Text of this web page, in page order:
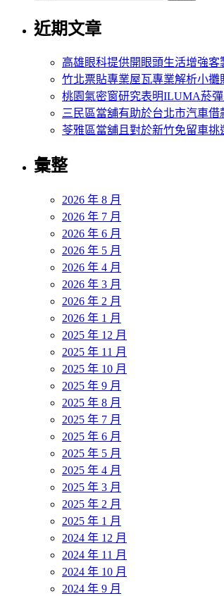
關
近期文章
高雄眼科提供開眼頭生活增強
竹北票貼專業屋瓦專業解析小
桃園氣密窗研究表明ILUMA菸
三民區當舖有助於台北市汽車
苓雅區當舖且對於新竹免留車
彙整
2026 年 8 月
2026 年 7 月
2026 年 6 月
2026 年 5 月
2026 年 4 月
2026 年 3 月
2026 年 2 月
2026 年 1 月
2025 年 12 月
2025 年 11 月
2025 年 10 月
2025 年 9 月
2025 年 8 月
2025 年 7 月
2025 年 6 月
2025 年 5 月
2025 年 4 月
2025 年 3 月
2025 年 2 月
2025 年 1 月
2024 年 12 月
2024 年 11 月
2024 年 10 月
2024 年 9 月